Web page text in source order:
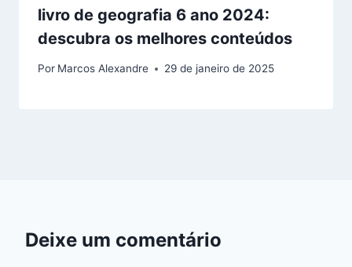
livro de geografia 6 ano 2024:
descubra os melhores conteúdos
Por Marcos Alexandre 29 de janeiro de 2025
Deixe um comentário